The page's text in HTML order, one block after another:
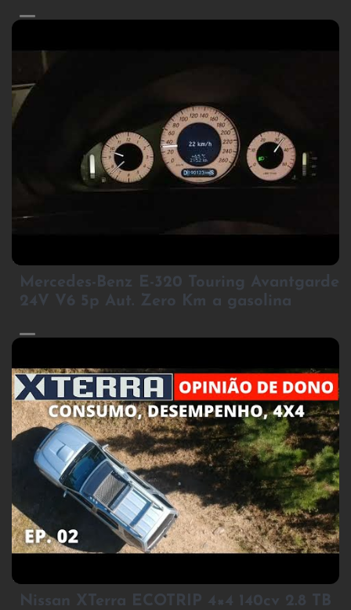
2
Mercedes-Benz E-320 Touring Avantgarde
24V V6 5p Aut. Zero Km a gasolina
3
Nissan XTerra ECOTRIP 4×4 140cv 2.8 TB